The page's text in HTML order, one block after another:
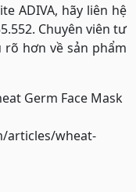
ADIVA, hãy liên hệ
Chuyên viên tư
rõ hơn về sản phẩm
Germ Face Mask
articles/wheat-